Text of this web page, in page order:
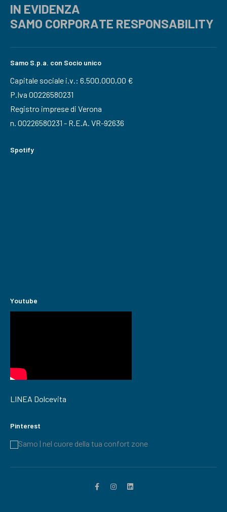
IN EVIDENZA
SAMO CORPORATE RESPONSABILITY
Samo S.p.a. con Socio unico
Capitale sociale i.v.: 6.500.000,00 €
P.Iva 00226580231
Registro imprese di Verona
n. 00226580231 - R.E.A. VR-92636
Spotify
Youtube
LINEA Dolcevita
Pinterest
Samo | nel cuore della tua confort zone